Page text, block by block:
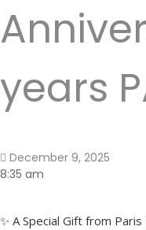
years
December 9, 2025
8:35 am
✨ A Special Gift from Paris